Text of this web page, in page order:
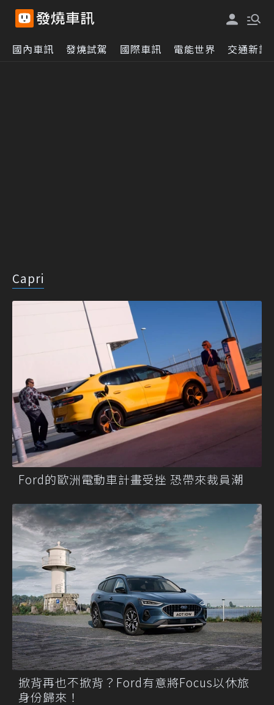
國內車訊 發燒試駕 國際車訊 電能世界 交通新訊
Capri
Ford的歐洲電動車計畫受挫 恐帶來裁員潮
掀背再也不掀背？Ford有意將Focus以休旅
身份歸來！